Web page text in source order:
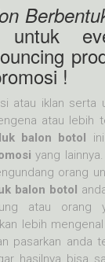
untuk
!
atau iklan serta
atau lebih
balon botol
yang
orang
balon botol
atau orang
lebih
pasarkan anda
hasilnya bisa